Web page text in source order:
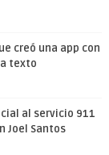
creó una app con
texto
al servicio 911
Joel Santos